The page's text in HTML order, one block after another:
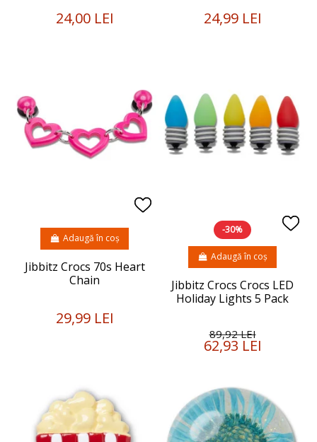
24,00 LEI 24,99 LEI
Jibbitz Crocs 70s Heart
Chain
29,99 LEI
Adaugă în coș
-30%
Jibbitz Crocs Crocs LED
Holiday Lights 5 Pack
89,92 LEI
62,93 LEI
Adaugă în coș